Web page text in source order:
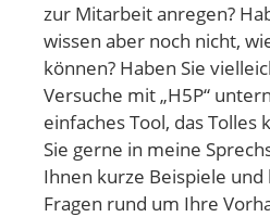
zur Mitarbeit anregen?
wissen aber noch nicht,
können? Haben Sie
Versuche mit „H5P“
einfaches Tool, das Tolles
Sie gerne in meine
Ihnen kurze Beispiele
Fragen rund um Ihre